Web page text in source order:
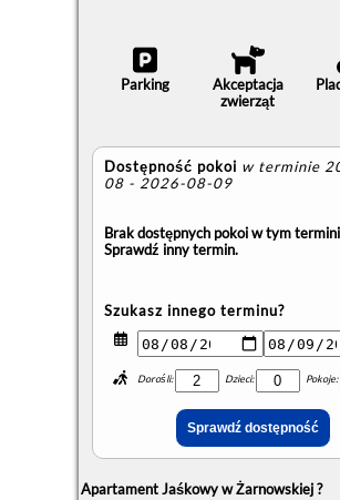
Parking
Akceptacja
zwierząt
Dostępność pokoi w terminie
08 - 2026-08-09
Brak dostępnych pokoi w tym
Sprawdź inny termin.
Szukasz innego terminu?
Dorośli: Dzieci: Pokoje:
Apartament Jaśkowy w Żarnowskiej ?